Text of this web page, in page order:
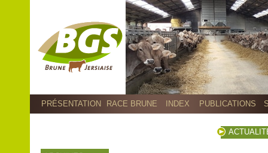
PRÉSENTATION RACE BRUNE INDEX PUBLICATIONS